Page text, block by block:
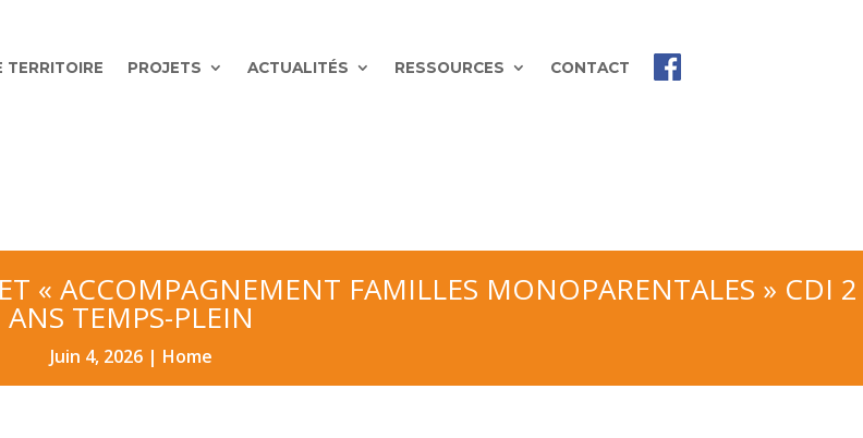
TERRITOIRE PROJETS ACTUALITÉS RESSOURCES CONTACT
« ACCOMPAGNEMENT FAMILLES MONOPARENTALES » CDI 2
ANS TEMPS-PLEIN
Juin 4, 2026| Home